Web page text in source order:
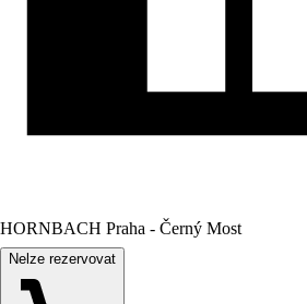
HORNBACH Praha - Černý Most
Nelze rezervovat